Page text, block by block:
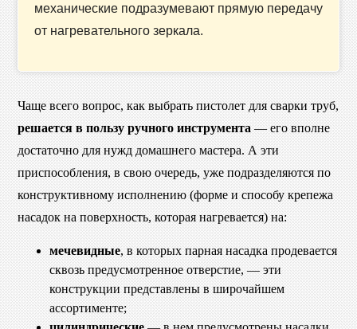
механические подразумевают прямую передачу
от нагревательного зеркала.
Чаще всего вопрос, как выбрать пистолет для сварки труб,
решается в пользу ручного инструмента — его вполне
достаточно для нужд домашнего мастера. А эти
приспособления, в свою очередь, уже подразделяются по
конструктивному исполнению (форме и способу крепежа
насадок на поверхность, которая нагревается) на:
мечевидные, в которых парная насадка продевается
сквозь предусмотренное отверстие, — эти
конструкции представлены в широчайшем
ассортименте;